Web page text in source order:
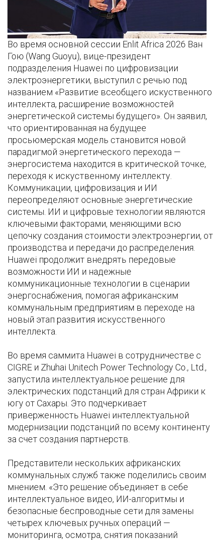
Во время основной сессии Enlit Africa 2026 Ван
Гою (Wang Guoyu), вице-президент
подразделения Huawei по цифровизации
электроэнергетики, выступил с речью под
названием «Развитие всеобщего искуственного
интеллекта, расширение возможностей
энергетической системы будущего». Он заявил,
что ориентированная на будущее
просьюмерская модель становится новой
парадигмой энергетического перехода —
энергосистема находится в критической точке,
переходя к искуственному интеллекту.
Коммуникации, цифровизация и ИИ
переопределяют основные энергетические
системы. ИИ и цифровые технологии являются
ключевыми факторами, меняющими всю
цепочку создания стоимости электроэнергии, от
производства и передачи до распределения.
Huawei продолжит внедрять передовые
возможности ИИ и надежные
коммуникационные технологии в сценарии
энергоснабжения, помогая африканским
коммунальным предприятиям в переходе на
новый этап развития искусственного
интеллекта.
Во время саммита Huawei в сотрудничестве с
CIGRE и Zhuhai Unitech Power Technology Co., Ltd.,
запустила интеллектуальное решение для
электрических подстанций для стран Африки к
югу от Сахары. Это подчеркивает
приверженность Huawei интеллектуальной
модернизации подстанций по всему континенту
за счет создания партнерств.
Представители нескольких африканских
коммунальных служб также поделились своим
мнением. «Это решение объединяет в себе
интеллектуальное видео, ИИ-алгоритмы и
безопасные беспроводные сети для замены
четырех ключевых ручных операций —
мониторинга, осмотра, снятия показаний